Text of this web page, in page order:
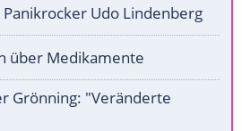
Udo Lindenberg
über Medikamente
Grönning: "Veränderte